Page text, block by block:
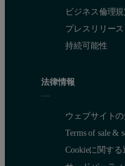
ビジネス倫理
プレスリリース
持続可能性
法律情報
ウェブサイト
Terms of sale &
Cookieに関する